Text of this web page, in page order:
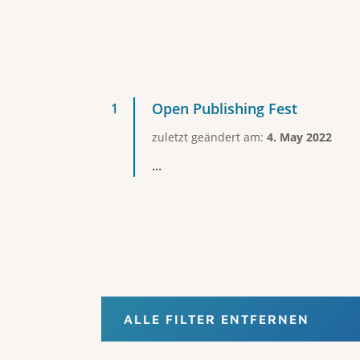
Open Publishing Fest
zuletzt geändert am: 4. May 2022
...
ALLE FILTER ENTFERNEN